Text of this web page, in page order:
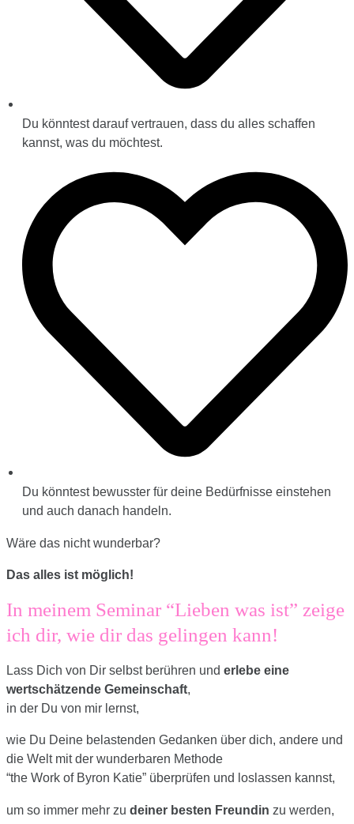
Du könntest darauf vertrauen, dass du alles schaffen
kannst, was du möchtest.
Du könntest bewusster für deine Bedürfnisse einstehen
und auch danach handeln.
Wäre das nicht wunderbar?
Das alles ist möglich!
In meinem Seminar “Lieben was ist” zeige
ich dir, wie dir das gelingen kann!
Lass Dich von Dir selbst berühren und erlebe eine
wertschätzende Gemeinschaft,
in der Du von mir lernst,
wie Du Deine belastenden Gedanken über dich, andere und
die Welt mit der wunderbaren Methode
“the Work of Byron Katie” überprüfen und loslassen kannst,
um so immer mehr zu deiner besten Freundin zu werden,